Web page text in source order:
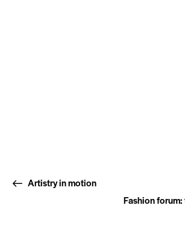
Artistry in motion
Fashion